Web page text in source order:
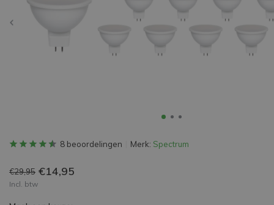
8 beoordelingen Merk: Spectrum
€29,95 €14,95
Incl. btw